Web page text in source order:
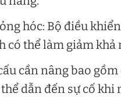
hóc: Bộ điều
có thể làm giảm khả
cần nâng bao
dẫn đến sự cố khi